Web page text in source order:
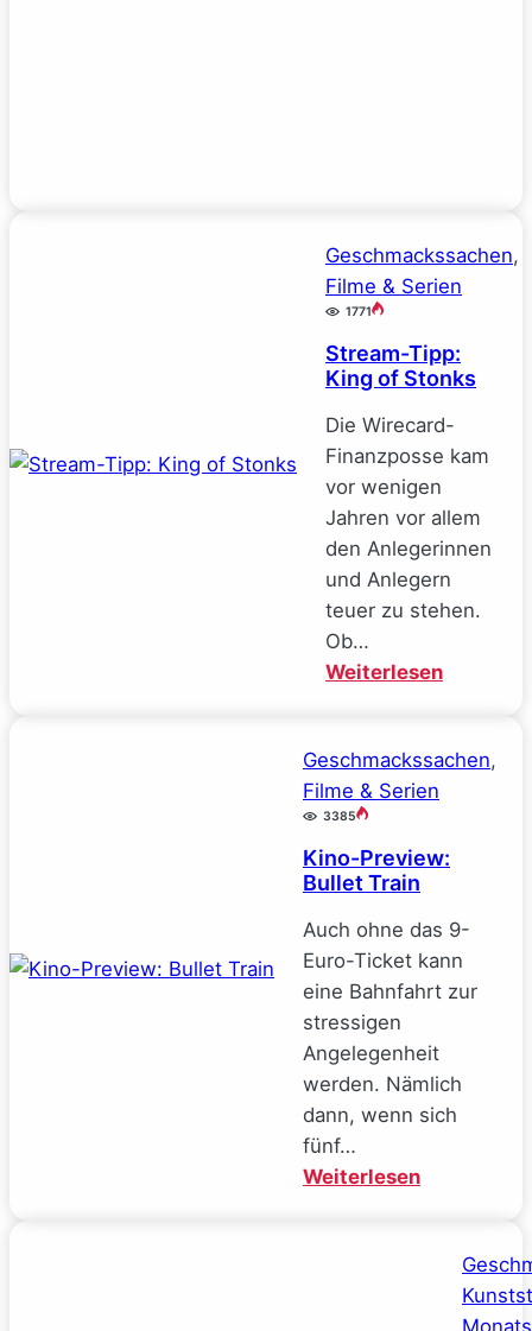
Geschmackssachen
Filme & Serien
1771
Stream-Tipp:
King of Stonks
Die Wirecard-
Finanzposse kam
vor wenigen
Jahren vor allem
den Anlegerinnen
und Anlegern
teuer zu stehen.
Ob…
Weiterlesen:
King
Geschmackssachen
Filme & Serien
3385
Kino-Preview:
Bullet Train
Auch ohne das 9-
Euro-Ticket kann
eine Bahnfahrt zur
stressigen
Angelegenheit
werden. Nämlich
dann, wenn sich
fünf…
Weiterlesen:
Bullet
Train